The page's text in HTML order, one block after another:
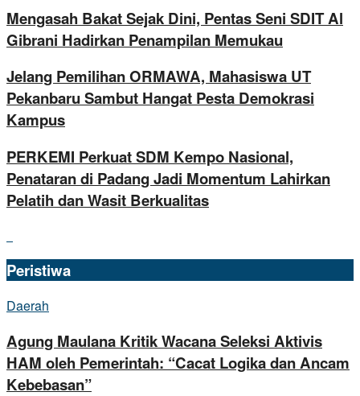
Mengasah Bakat Sejak Dini, Pentas Seni SDIT Al
Gibrani Hadirkan Penampilan Memukau
Jelang Pemilihan ORMAWA, Mahasiswa UT
Pekanbaru Sambut Hangat Pesta Demokrasi
Kampus
PERKEMI Perkuat SDM Kempo Nasional,
Penataran di Padang Jadi Momentum Lahirkan
Pelatih dan Wasit Berkualitas
Peristiwa
Daerah
Agung Maulana Kritik Wacana Seleksi Aktivis
HAM oleh Pemerintah: “Cacat Logika dan Ancam
Kebebasan”